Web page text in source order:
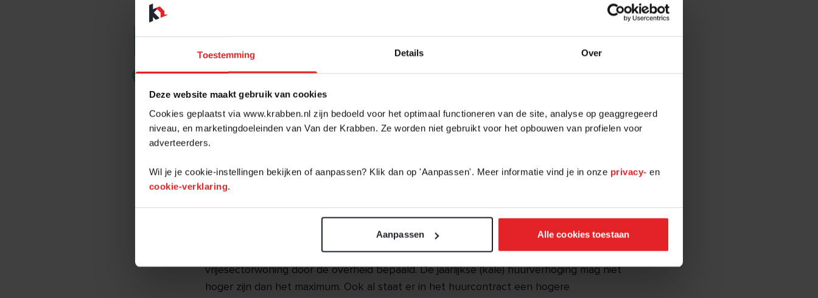
Toestemming Details Over
Deze website maakt gebruik van cookies
Cookies geplaatst via www.krabben.nl zijn bedoeld voor het optimaal functioneren van de site, analyse op geaggregeerd
niveau, en marketingdoeleinden van Van der Krabben. Ze worden niet gebruikt voor het opbouwen van profielen voor
adverteerders.
Wil je je cookie-instellingen bekijken of aanpassen? Klik dan op 'Aanpassen'. Meer informatie vind je in onze privacy- en
cookie-verklaring.
Aanpassen Alle cookies toestaan
HUUR VERHOOGD?
Wonen
Als je een huurwoning hebt, kan de verhuurder de huurprijs niet
zomaar verhogen. Er zijn wettelijke regels waaraan de
Hieronder vind je de belangrijkste regels:
Huurverhoging mag maar één keer per jaar: De verhuurder mag de huurprijs maximaal
Van 1 mei 2021 tot 1 mei 2024 wordt de maximale huurverhoging van een
vrijesectorwoning door de overheid bepaald. De jaarlijkse (kale) huurverhoging mag niet
hoger zijn dan het maximum. Ook al staat er in het huurcontract een hogere